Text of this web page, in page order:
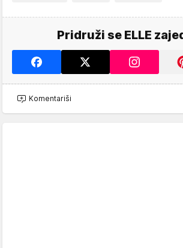
Pridruži se ELLE
Komentariši